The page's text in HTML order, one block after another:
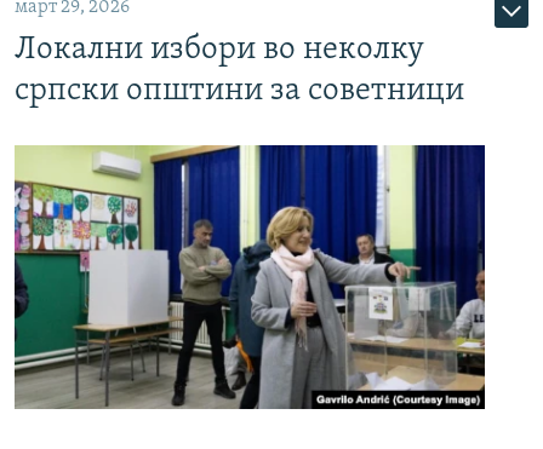
март 29, 2026
Локални избори во неколку
српски општини за советници